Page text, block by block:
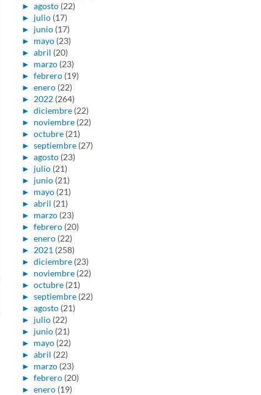
► agosto (22)
► julio (17)
► junio (17)
► mayo (23)
► abril (20)
► marzo (23)
► febrero (19)
► enero (22)
► 2022 (264)
► diciembre (22)
► noviembre (22)
► octubre (21)
► septiembre (27)
► agosto (23)
► julio (21)
► junio (21)
► mayo (21)
► abril (21)
► marzo (23)
► febrero (20)
► enero (22)
► 2021 (258)
► diciembre (23)
► noviembre (22)
► octubre (21)
► septiembre (22)
► agosto (21)
► julio (22)
► junio (21)
► mayo (22)
► abril (22)
► marzo (23)
► febrero (20)
► enero (19)